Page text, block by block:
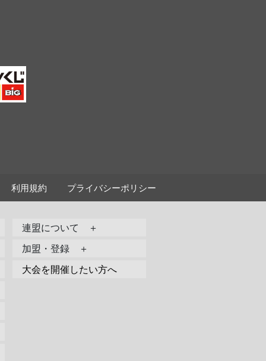
利用規約 プライバシーポリシー
連盟について ＋
加盟・登録 ＋
大会を開催したい方へ